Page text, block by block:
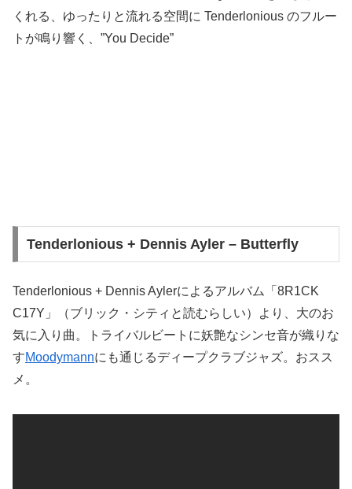
くれる、ゆったりと流れる空間に Tenderlonious のフルー
トが鳴り響く、”You Decide”
Tenderlonious + Dennis Ayler – Butterfly
Tenderlonious + Dennis Aylerによるアルバム「8R1CK
C17Y」（ブリック・シティと読むらしい）より、大のお
気に入り曲。トライバルビートに妖艶なシンセ音が織りな
すMoodymannにも通じるディープクラブジャズ。おスス
メ。